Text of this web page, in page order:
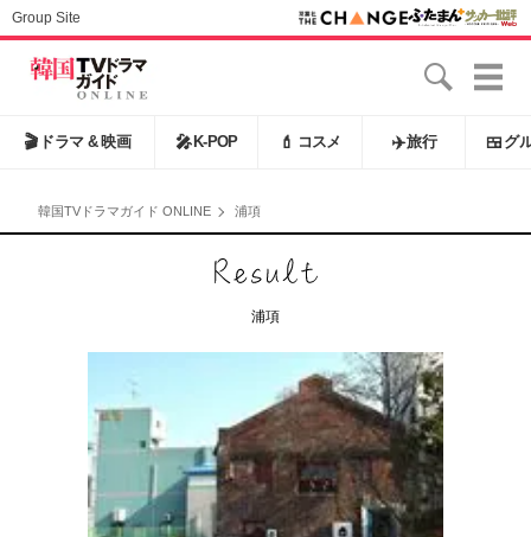
Group Site
🎬 ドラマ & 映画 🎤 K-POP 💄 コスメ ✈️旅行 🍱 グ
韓国TVドラマガイド ONLINE 浦項
浦項